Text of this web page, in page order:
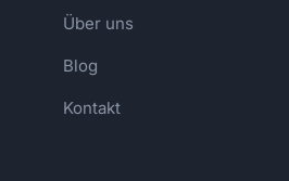
Über uns
Blog
Kontakt